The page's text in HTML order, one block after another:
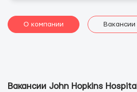
О компании Вакансии
Вакансии John Hopkins Hospital